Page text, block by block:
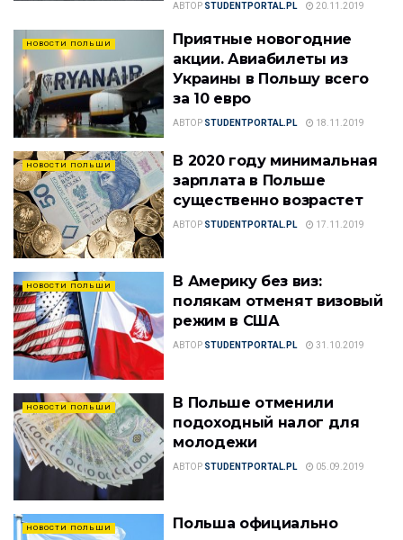
АВТОР STUDENTPORTAL.PL 20.11.2019
НОВОСТИ ПОЛЬШИ
Приятные новогодние
акции. Авиабилеты из
Украины в Польшу всего
за 10 евро
АВТОР STUDENTPORTAL.PL 18.11.2019
НОВОСТИ ПОЛЬШИ
В 2020 году минимальная
зарплата в Польше
существенно возрастет
АВТОР STUDENTPORTAL.PL 17.11.2019
НОВОСТИ ПОЛЬШИ
В Америку без виз:
полякам отменят визовый
режим в США
АВТОР STUDENTPORTAL.PL 31.10.2019
НОВОСТИ ПОЛЬШИ
В Польше отменили
подоходный налог для
молодежи
АВТОР STUDENTPORTAL.PL 05.09.2019
НОВОСТИ ПОЛЬШИ
Польша официально